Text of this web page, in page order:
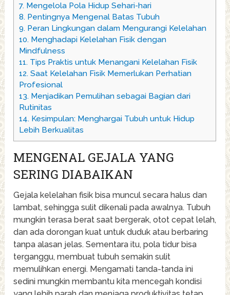
7. Mengelola Pola Hidup Sehari-hari
8. Pentingnya Mengenal Batas Tubuh
9. Peran Lingkungan dalam Mengurangi Kelelahan
10. Menghadapi Kelelahan Fisik dengan
Mindfulness
11. Tips Praktis untuk Menangani Kelelahan Fisik
12. Saat Kelelahan Fisik Memerlukan Perhatian
Profesional
13. Menjadikan Pemulihan sebagai Bagian dari
Rutinitas
14. Kesimpulan: Menghargai Tubuh untuk Hidup
Lebih Berkualitas
MENGENAL GEJALA YANG
SERING DIABAIKAN
Gejala kelelahan fisik bisa muncul secara halus dan
lambat, sehingga sulit dikenali pada awalnya. Tubuh
mungkin terasa berat saat bergerak, otot cepat lelah,
dan ada dorongan kuat untuk duduk atau berbaring
tanpa alasan jelas. Sementara itu, pola tidur bisa
terganggu, membuat tubuh semakin sulit
memulihkan energi. Mengamati tanda-tanda ini
sedini mungkin membantu kita mencegah kondisi